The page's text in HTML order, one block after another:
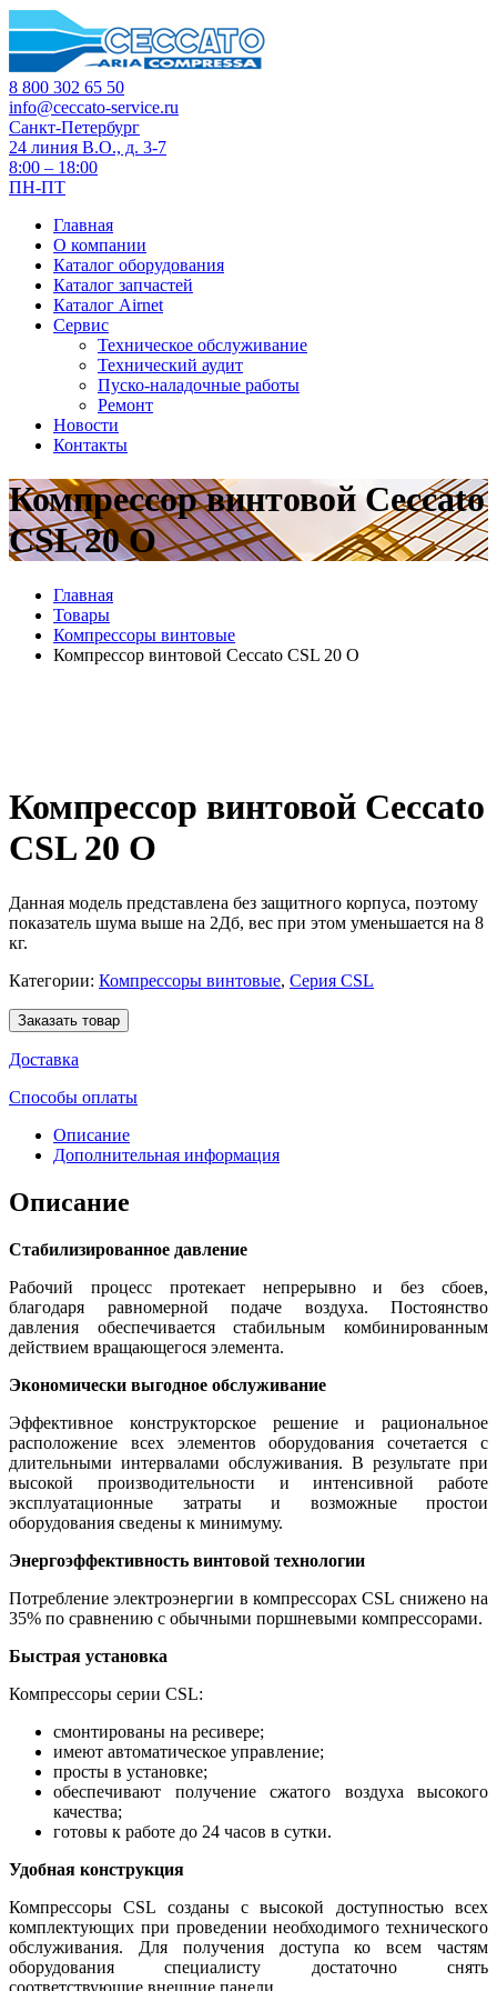
8 800 302 65 50
info@ceccato-service.ru
Санкт-Петербург
24 линия В.О., д. 3-7
8:00 – 18:00
ПН-ПТ
Главная
О компании
Каталог оборудования
Каталог запчастей
Каталог Airnet
Сервис
Техническое обслуживание
Технический аудит
Пуско-наладочные работы
Ремонт
Новости
Контакты
Компрессор винтовой Ceccato
CSL 20 O
Главная
Товары
Компрессоры винтовые
Компрессор винтовой Ceccato CSL 20 O
Компрессор винтовой Ceccato
CSL 20 O
Данная модель представлена без защитного корпуса, поэтому
показатель шума выше на 2Дб, вес при этом уменьшается на 8
кг.
Категории: Компрессоры винтовые, Серия CSL
Заказать товар
Доставка
Способы оплаты
Описание
Дополнительная информация
Описание
Стабилизированное давление
Рабочий процесс протекает непрерывно и без сбоев,
благодаря равномерной подаче воздуха. Постоянство
давления обеспечивается стабильным комбинированным
действием вращающегося элемента.
Экономически выгодное обслуживание
Эффективное конструкторское решение и рациональное
расположение всех элементов оборудования сочетается с
длительными интервалами обслуживания. В результате при
высокой производительности и интенсивной работе
эксплуатационные затраты и возможные простои
оборудования сведены к минимуму.
Энергоэффективность винтовой технологии
Потребление электроэнергии в компрессорах CSL снижено на
35% по сравнению с обычными поршневыми компрессорами.
Быстрая установка
Компрессоры серии CSL:
смонтированы на ресивере;
имеют автоматическое управление;
просты в установке;
обеспечивают получение сжатого воздуха высокого
качества;
готовы к работе до 24 часов в сутки.
Удобная конструкция
Компрессоры CSL созданы с высокой доступностью всех
комплектующих при проведении необходимого технического
обслуживания. Для получения доступа ко всем частям
оборудования специалисту достаточно снять
соответствующие внешние панели.